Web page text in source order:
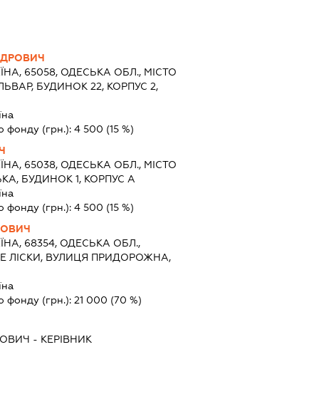
65058, ОДЕСЬКА ОБЛ., МІСТО
БУДИНОК 22, КОРПУС 2,
фонду (грн.):4 500 (15 %)
65038, ОДЕСЬКА ОБЛ., МІСТО
БУДИНОК 1, КОРПУС А
фонду (грн.):4 500 (15 %)
68354, ОДЕСЬКА ОБЛ.,
ЛІСКИ, ВУЛИЦЯ ПРИДОРОЖНА,
фонду (грн.):21 000 (70 %)
- КЕРІВНИК